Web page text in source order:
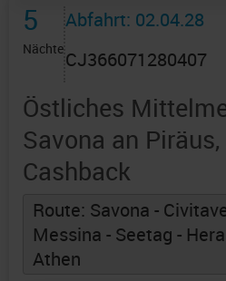
5
Nächte
Abfahrt: 02.04.28
CJ366071280407
Östliches
Savona an
Cashback
Route: Savona -
Messina - Seetag -
Athen